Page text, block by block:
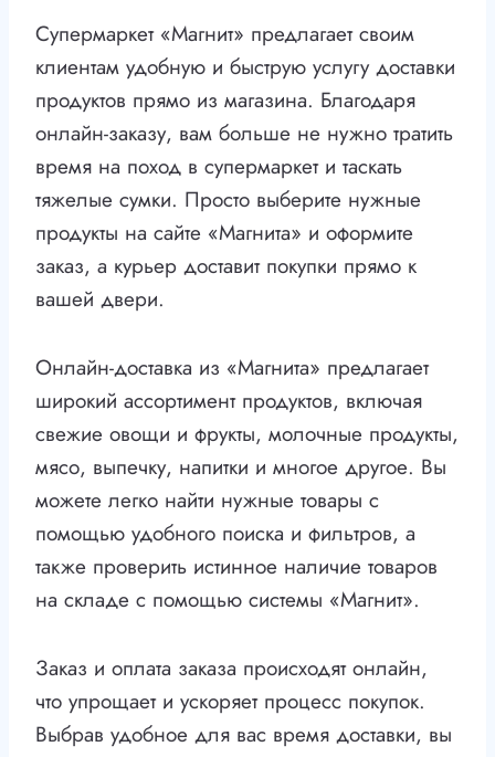
Супермаркет «Магнит» предлагает своим
клиентам удобную и быструю услугу доставки
продуктов прямо из магазина. Благодаря
онлайн-заказу, вам больше не нужно тратить
время на поход в супермаркет и таскать
тяжелые сумки. Просто выберите нужные
продукты на сайте «Магнита» и оформите
заказ, а курьер доставит покупки прямо к
вашей двери.
Онлайн-доставка из «Магнита» предлагает
широкий ассортимент продуктов, включая
свежие овощи и фрукты, молочные продукты,
мясо, выпечку, напитки и многое другое. Вы
можете легко найти нужные товары с
помощью удобного поиска и фильтров, а
также проверить истинное наличие товаров
на складе с помощью системы «Магнит».
Заказ и оплата заказа происходят онлайн,
что упрощает и ускоряет процесс покупок.
Выбрав удобное для вас время доставки, вы